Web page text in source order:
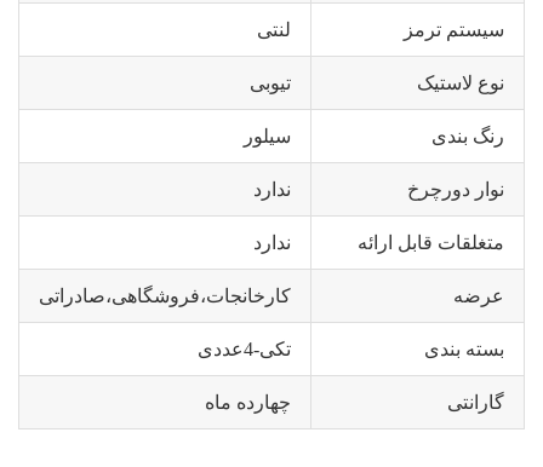
سیستم ترمز لنتی
نوع لاستیک تیوبی
رنگ بندی سیلور
نوار دورچرخ ندارد
متغلقات قابل ارائه ندارد
عرضه کارخانجات،فروشگاهی،صادراتی
بسته بندی تکی-4عددی
گارانتی چهارده ماه